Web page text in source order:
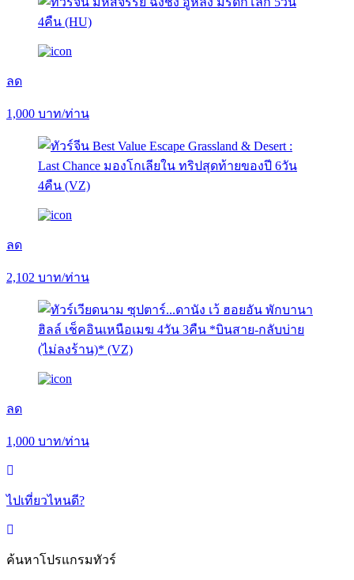
ลด
1,000 บาท/ท่าน
ลด
2,102 บาท/ท่าน
ลด
1,000 บาท/ท่าน
ไปเที่ยวไหนดี?
ค้นหาโปรแกรมทัวร์